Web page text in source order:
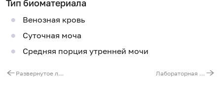
Тип биоматериала
Венозная кровь
Суточная моча
Средняя порция утренней мочи
Развернутое лабораторное обследование поджелудочной железы Лабораторная диагностика атеросклероза